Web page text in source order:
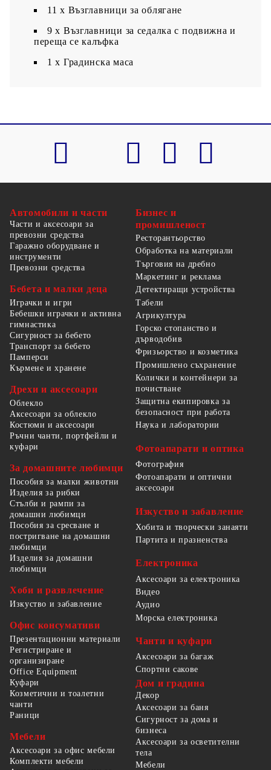
11 x Възглавници за облягане
9 x Възглавници за седалка с подвижна и
переща се калъфка
1 х Градинска маса
Автомобили и части
Части и аксесоари за
превозни средства
Гаражно оборудване и
инструменти
Превозни средства
Бебета и малки деца
Играчки и игри
Бебешки играчки и активна
гимнастика
Сигурност за бебето
Транспорт за бебето
Памперси
Кърмене и хранене
Дрехи и аксесоари
Облекло
Аксесоари за облекло
Костюми и аксесоари
Ръчни чанти, портфейли и
куфари
За домашните любимци
Пособия за малки животни
Изделия за рибки
Стълби и рампи за
домашни любимци
Пособия за сресване и
постригване на домашни
любимци
Изделия за домашни
любимци
Хоби и развлечение
Изкуство и забавление
Офис консумативи
Презентационни материали
Регистриране и
организиране
Office Equipment
Бизнес и
промишленост
Ресторантьорство
Обработка на материали
Търговия на дребно
Маркетинг и реклама
Детектиращи устройства
Табели
Агрикултура
Горско стопанство и
дърводобив
Фризьорство и козметика
Промишлено съхранение
Колички и контейнери за
почистване
Защитна екипировка за
безопасност при работа
Наука и лаборатории
Фотоапарати и оптика
Фотография
Фотоапарати и оптични
аксесоари
Изкуство и забавление
Хобита и творчески занаяти
Партита и празненства
Електроника
Аксесоари за електроника
Видео
Аудио
Морска електроника
Чанти и куфари
Аксесоари за багаж
Спортни сакове
Куфари
Козметични и тоалетни
чанти
Раници
Мебели
Аксесоари за офис мебели
Комплекти мебели
Дом и градина
Декор
Аксесоари за баня
Сигурност за дома и
бизнеса
Аксесоари за осветителни
тела
Мебели